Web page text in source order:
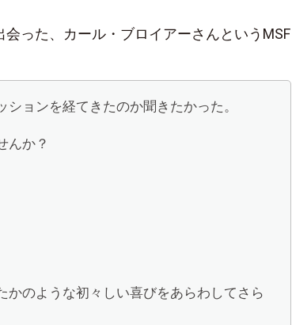
った、カール・ブロイアーさんという MSF
ョンを経てきたのか聞きたかった。
んか？
かのような初々しい喜びをあらわしてさら